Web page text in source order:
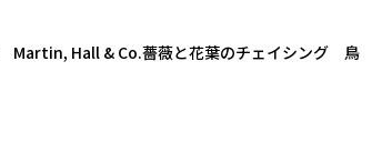
Hall & Co.薔薇と花葉のチェイシング 鳥